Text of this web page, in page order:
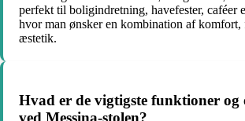
perfekt til boligindretning, havefester, caféer
hvor man ønsker en kombination af
æstetik.
Hvad er de vigtigste funktioner og
ved Messina-stolen?